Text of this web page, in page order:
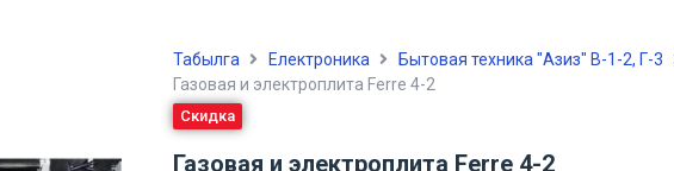
Табылга Електроника
Бытовая техника "Азиз" В-1-2, Г-3
Газовая и электроплита Ferre 4-2
Скидка
Газовая и электроплита Ferre 4-2